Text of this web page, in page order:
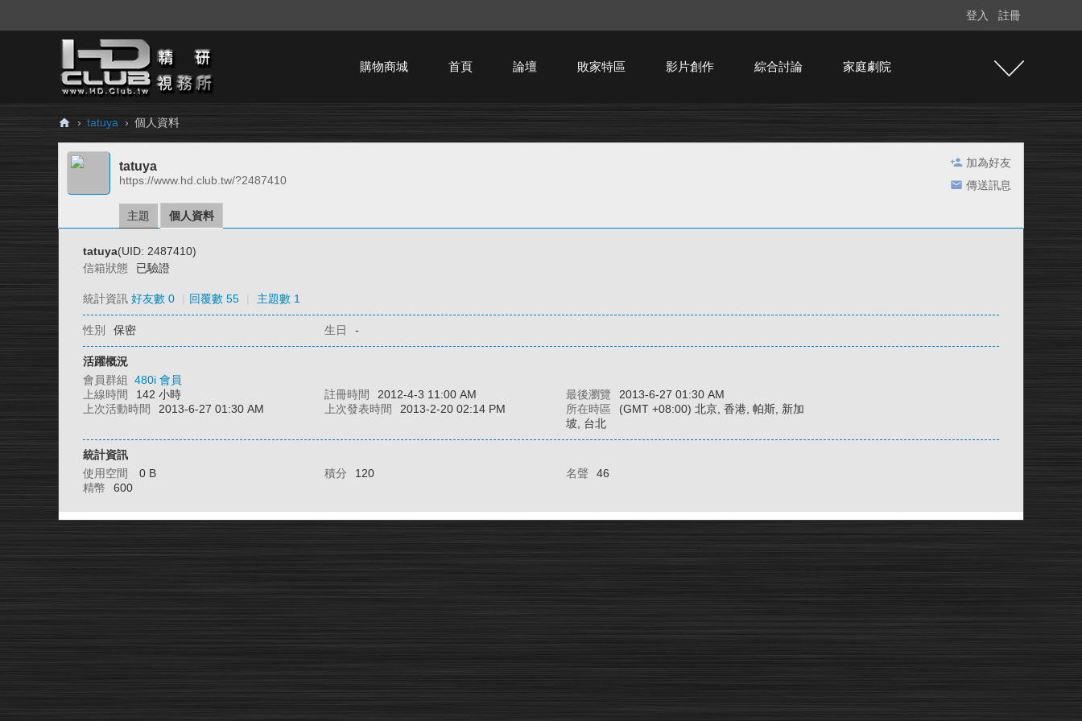
登入 註冊
購物商城 首頁 論壇 敗家特區 影片創作 綜合討論 家庭劇院
H
Cl
› tatuya › 個人資料
加為好友
傳送訊息
tatuya
https://www.hd.club.tw/?2487410
主題 個人資料
tatuya(UID: 2487410)
信箱狀態
已驗證
統計資訊 好友數 0 回覆數 55 主題數 1
性別 保密 生日 -
活躍概況
會員群組 480i 會員
上線時間
142 小時 註冊時間 2012-4-3 11:00 AM 最後瀏覽
2013-6-27 01:30 AM
上次活動時間
2013-6-27 01:30 AM 上次發表時間 2013-2-20 02:14 PM 所在時區
(GMT +08:00) 北京, 香港, 帕斯, 新加
坡, 台北
統計資訊
使用空間
0 B 積分 120 名聲
46
精幣
600